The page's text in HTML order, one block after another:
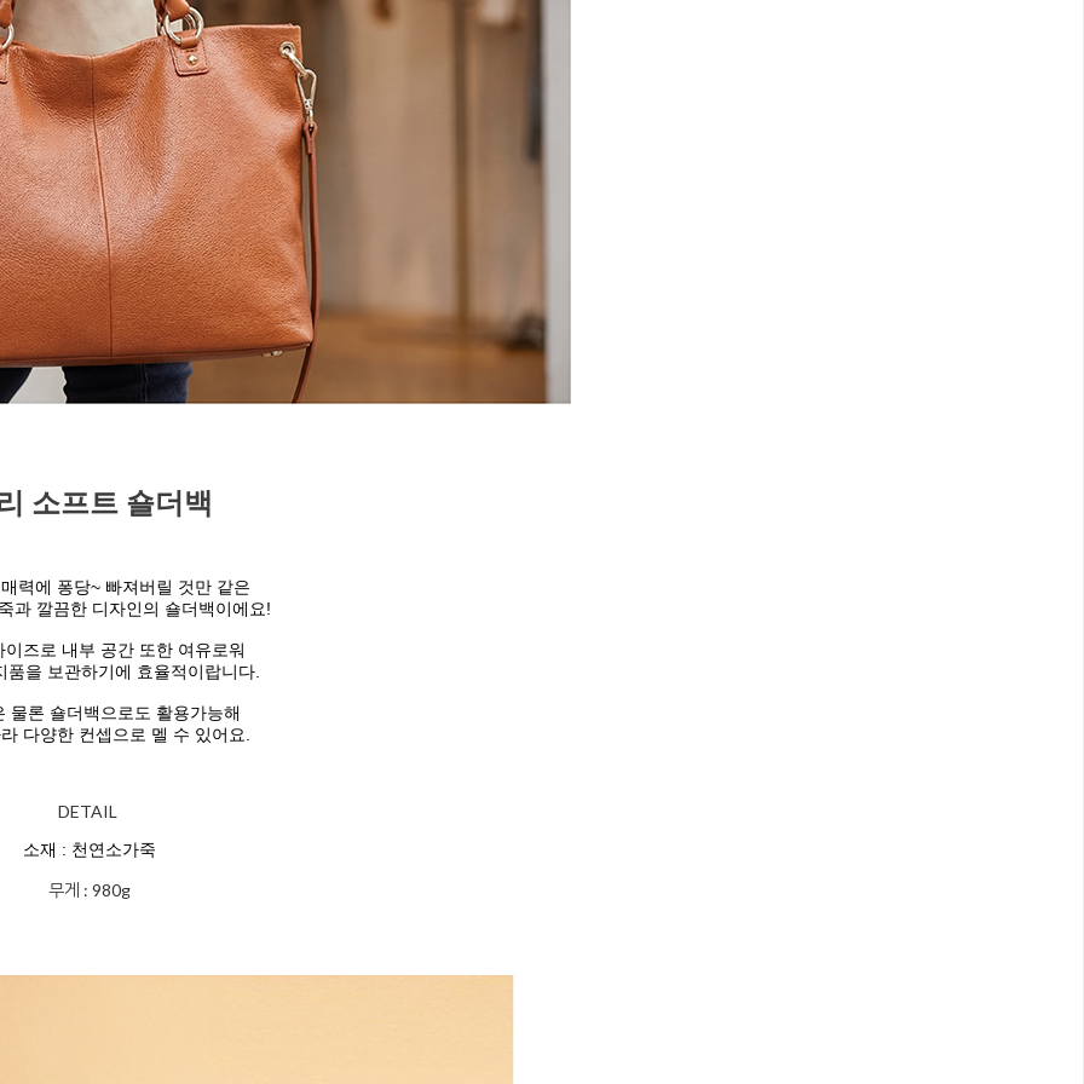
소프트 숄더백
력에 퐁당~ 빠져버릴 것만 같은
과 깔끔한 디자인의 숄더백이에요!
이즈로 내부 공간 또한 여유로워
품을 보관하기에 효율적이랍니다.
물론 숄더백으로도 활용가능해
다양한 컨셉으로 멜 수 있어요.
DETAIL
소재 : 천연소가죽
무게 : 980g